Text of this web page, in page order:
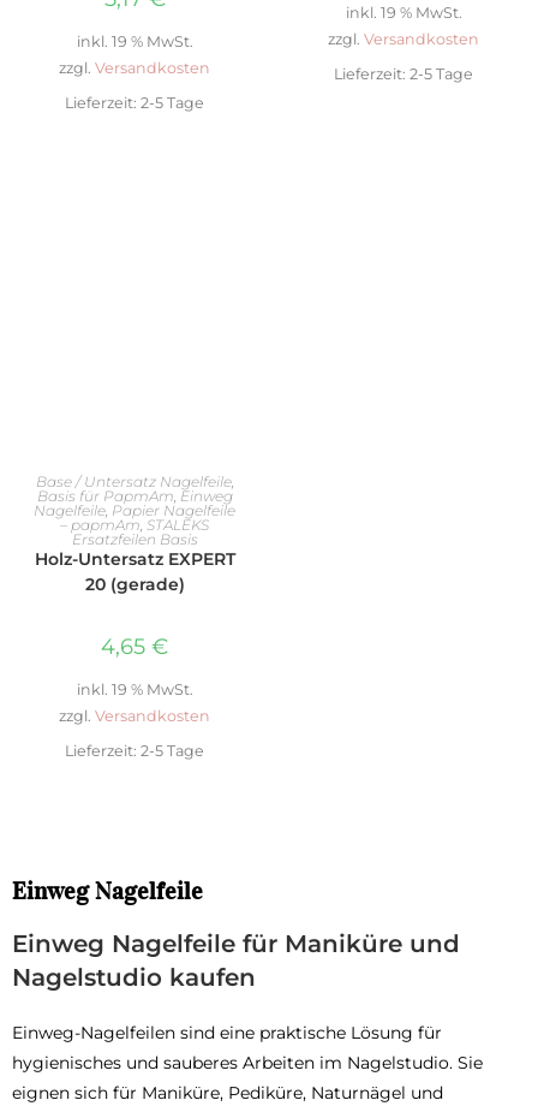
inkl. 19 % MwSt.
zzgl. Versandkosten
Lieferzeit: 2-5 Tage
inkl. 19 % MwSt.
zzgl. Versandkosten
Lieferzeit: 2-5 Tage
IN DEN WARENKORB
Base / Untersatz Nagelfeile,
Basis für PapmAm Einweg
Nagelfeile Papier Nagelfeile
– papmAm STALEKS
Ersatzfeilen Basis
Holz-Untersatz EXPERT
20 (gerade)
4,65 €
inkl. 19 % MwSt.
zzgl. Versandkosten
Lieferzeit: 2-5 Tage
Einweg Nagelfeile
Einweg Nagelfeile für Maniküre und
Nagelstudio kaufen
Einweg-Nagelfeilen sind eine praktische Lösung für
hygienisches und sauberes Arbeiten im Nagelstudio. Sie
eignen sich für Maniküre, Pediküre, Naturnägel und